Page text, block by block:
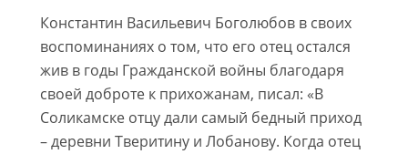
Константин Васильевич Боголюбов в своих
воспоминаниях о том, что его отец остался
жив в годы Гражданской войны благодаря
своей доброте к прихожанам, писал: «В
Соликамске отцу дали самый бедный приход
– деревни Тверитину и Лобанову. Когда отец